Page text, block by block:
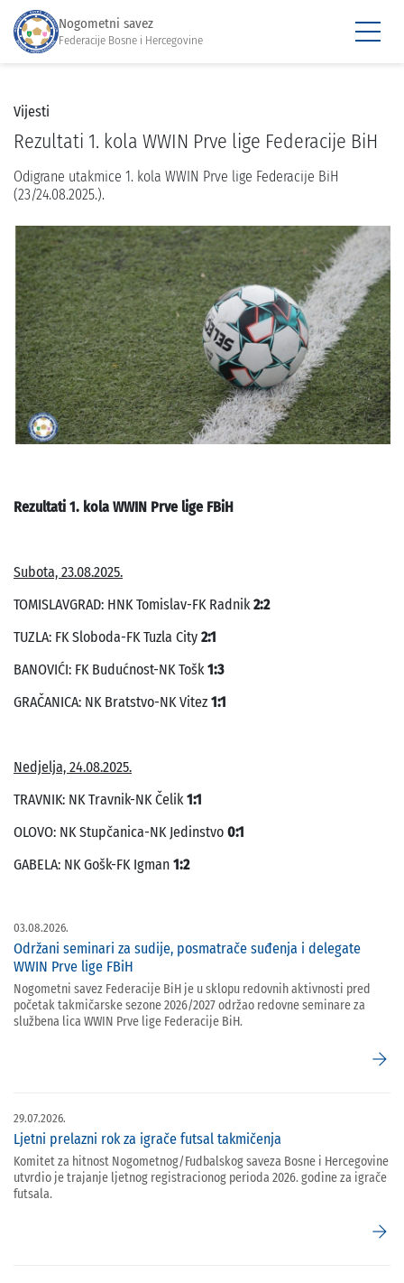
Nogometni savez
Federacije Bosne i Hercegovine
Vijesti
Rezultati 1. kola WWIN Prve lige Federacije BiH
Odigrane utakmice 1. kola WWIN Prve lige Federacije BiH
(23/24.08.2025.).
Rezultati 1. kola WWIN Prve lige FBiH
Subota, 23.08.2025.
TOMISLAVGRAD: HNK Tomislav-FK Radnik2:2
TUZLA: FK Sloboda-FK Tuzla City 2:1
BANOVIĆI: FK Budućnost-NK Tošk1:3
GRAČANICA: NK Bratstvo-NK Vitez 1:1
Nedjelja, 24.08.2025.
TRAVNIK: NK Travnik-NK Čelik1:1
OLOVO: NK Stupčanica-NK Jedinstvo 0:1
GABELA: NK Gošk-FK Igman 1:2
03.08.2026.
Održani seminari za sudije, posmatrače suđenja i delegate
WWIN Prve lige FBiH
Nogometni savez Federacije BiH je u sklopu redovnih aktivnosti pred
početak takmičarske sezone 2026/2027 održao redovne seminare za
službena lica WWIN Prve lige Federacije BiH.
arrow_forward
29.07.2026.
Ljetni prelazni rok za igrače futsal takmičenja
Komitet za hitnost Nogometnog/Fudbalskog saveza Bosne i Hercegovine
utvrdio je trajanje ljetnog registracionog perioda 2026. godine za igrače
futsala.
arrow_forward